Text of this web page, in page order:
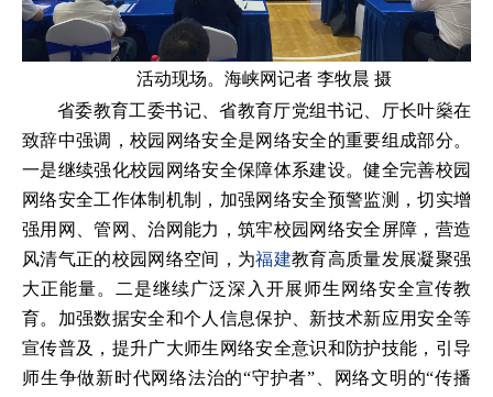
活动现场。海峡网记者 李牧晨 摄
省委教育工委书记、省教育厅党组书记、厅长叶燊在
致辞中强调，校园网络安全是网络安全的重要组成部分。
一是继续强化校园网络安全保障体系建设。健全完善校园
网络安全工作体制机制，加强网络安全预警监测，切实增
强用网、管网、治网能力，筑牢校园网络安全屏障，营造
风清气正的校园网络空间，为福建教育高质量发展凝聚强
大正能量。二是继续广泛深入开展师生网络安全宣传教
育。加强数据安全和个人信息保护、新技术新应用安全等
宣传普及，提升广大师生网络安全意识和防护技能，引导
师生争做新时代网络法治的“守护者”、网络文明的“传播